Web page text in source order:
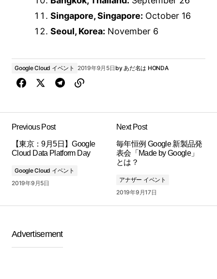
Singapore, Singapore: October 16
Seoul, Korea: November 6
Google Cloud イベント 2019年9月5日 by あだ名は HONDA
Previous Post
【東京：9月5日】Google
Cloud Data Platform Day
Google Cloud イベント
2019年9月5日
Next Post
毎年恒例 Google 新製品発
表会「Made by Google」
とは？
アナザー イベント
2019年9月17日
Advertisement